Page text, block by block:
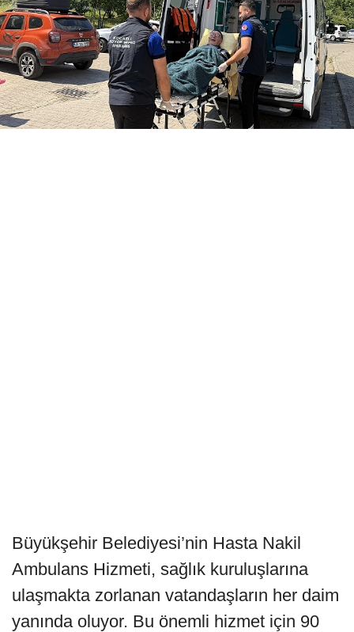
Büyükşehir Belediyesi’nin Hasta Nakil
Ambulans Hizmeti, sağlık kuruluşlarına
ulaşmakta zorlanan vatandaşların her daim
yanında oluyor. Bu önemli hizmet için 90